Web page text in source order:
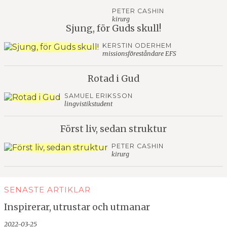
PETER CASHIN
kirurg
Sjung, för Guds skull!
KERSTIN ODERHEM
missionsföreståndare EFS
Rotad i Gud
SAMUEL ERIKSSON
lingvistikstudent
Först liv, sedan struktur
PETER CASHIN
kirurg
SENASTE ARTIKLAR
Inspirerar, utrustar och utmanar
2022-03-25